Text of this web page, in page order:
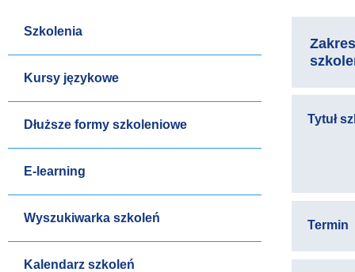
Szkolenia
Kursy językowe
Dłuższe formy szkoleniowe
E-learning
Wyszukiwarka szkoleń
Kalendarz szkoleń
Zakres
Tytuł
Termin